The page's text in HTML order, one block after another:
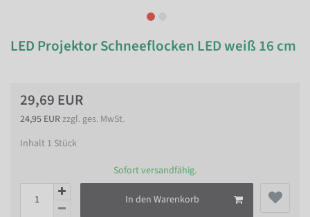
LED Projektor Schneeflocken LED weiß 16 cm
29,69 EUR
24,95 EURzzgl. ges. MwSt.
Inhalt 1 Stück
Sofort versandfähig.
In den Warenkorb